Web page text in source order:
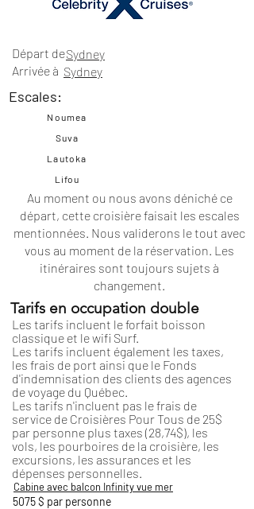
Départ de
Arrivée à
Sydney
Sydney
Escales:
Noumea
Suva
Lautoka
Lifou
Au moment ou nous avons déniché ce
départ, cette croisière faisait les escales
mentionnées. Nous validerons le tout avec
vous au moment de la réservation. Les
itinéraires sont toujours sujets à
changement.
Tarifs en occupation double
Les tarifs incluent le forfait boisson
classique et le wifi Surf.
Les tarifs incluent également les taxes,
les frais de port ainsi que le Fonds
d'indemnisation des clients des agences
de voyage du Québec.
Les tarifs n'incluent pas le frais de
service de Croisières Pour Tous de 25$
par personne plus taxes (28,74$), les
vols, les pourboires de la croisière, les
excursions, les assurances et les
dépenses personnelles.
Cabine avec balcon Infinity vue mer
5075 $ par personne